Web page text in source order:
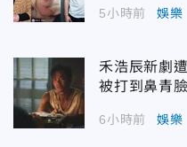
5小時前 娛樂
禾浩辰新劇
被打到鼻青
6小時前 娛樂